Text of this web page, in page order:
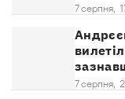
7 серпня,
7 серпня,